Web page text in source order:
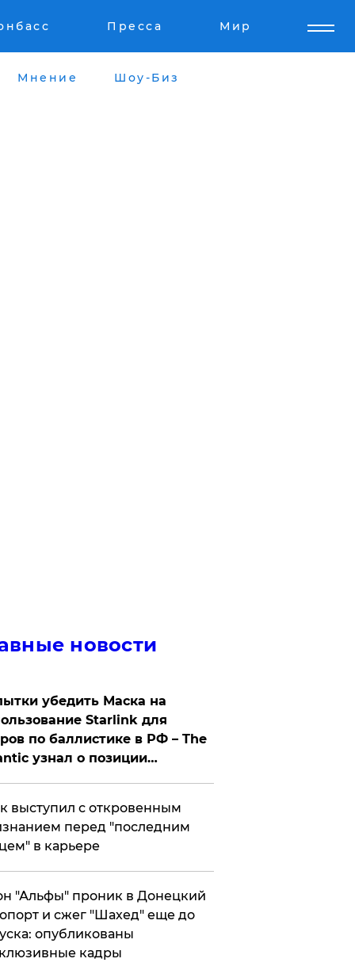
Пресса Мир
Мнение Шоу-Биз
новости
убедить Маска на
Starlink для
по баллистике в РФ – The
узнал о позиции
выступил с откровенным
перед "последним
в карьере
"Альфы" проник в Донецкий
и сжег "Шахед" еще до
опубликованы
кадры